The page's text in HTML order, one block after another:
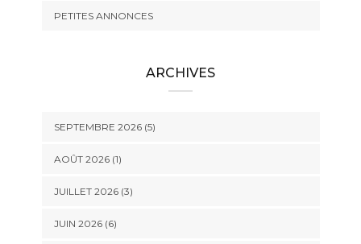
PETITES ANNONCES
ARCHIVES
SEPTEMBRE 2026 (5)
AOÛT 2026 (1)
JUILLET 2026 (3)
JUIN 2026 (6)